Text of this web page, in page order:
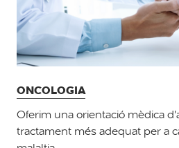
ONCOLOGIA
Oferim una orientació mèdica
tractament més adequat per a